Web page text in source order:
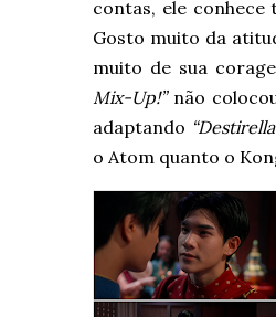
contas, ele conhece
Gosto muito da
muito de sua
Mix-Up!”não
adaptando
o Atom quanto o